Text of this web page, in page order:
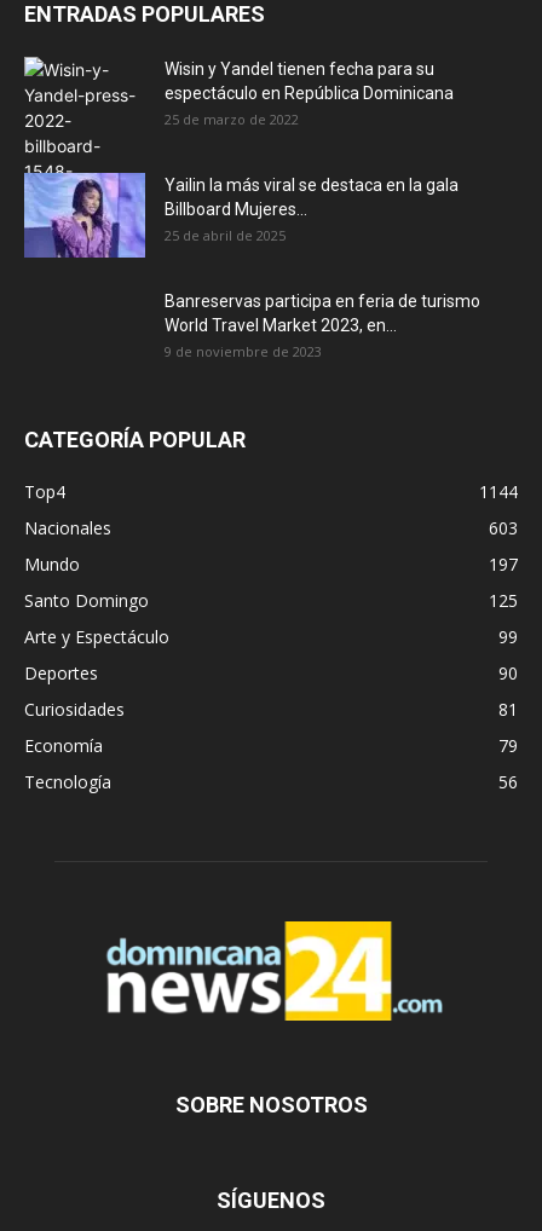
ENTRADAS POPULARES
Wisin y Yandel tienen fecha para su
espectáculo en República Dominicana
25 de marzo de 2022
Yailin la más viral se destaca en la gala
Billboard Mujeres...
25 de abril de 2025
Banreservas participa en feria de turismo
World Travel Market 2023, en...
9 de noviembre de 2023
CATEGORÍA POPULAR
Top4
1144
Nacionales
603
Mundo
197
Santo Domingo
125
Arte y Espectáculo
99
Deportes
90
Curiosidades
81
Economía
79
Tecnología
56
SOBRE NOSOTROS
SÍGUENOS